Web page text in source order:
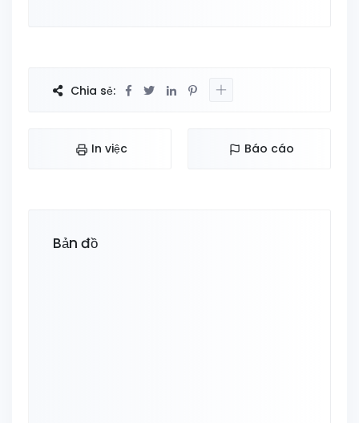
Chia sẻ:
In việc Báo cáo
Bản đồ